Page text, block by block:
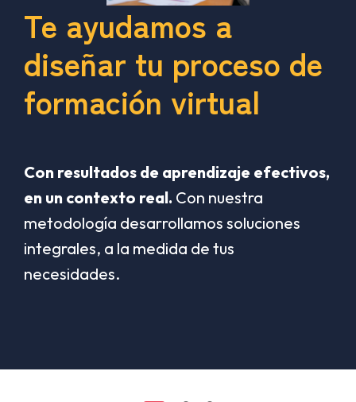
Te ayudamos a
diseñar tu proceso de
formación virtual
Con resultados de aprendizaje efectivos,
en un contexto real. Con nuestra
metodología desarrollamos soluciones
integrales, a la medida de tus
necesidades.